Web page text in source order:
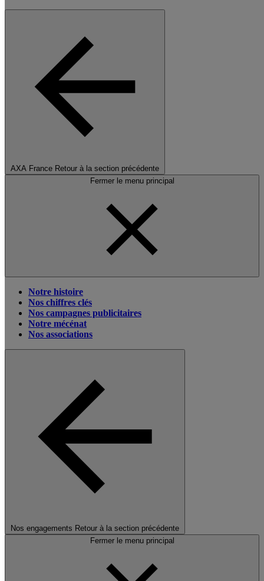
AXA France Retour à la section précédente
Fermer le menu principal
Notre histoire
Nos chiffres clés
Nos campagnes publicitaires
Notre mécénat
Nos associations
Nos engagements Retour à la section précédente
Fermer le menu principal